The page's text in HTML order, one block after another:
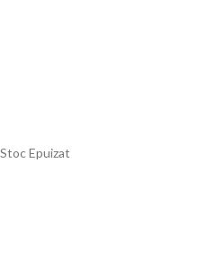
Stoc Epuizat